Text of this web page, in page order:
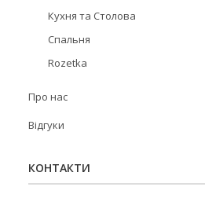
Кухня та Столова
Спальня
Rozetka
Про нас
Відгуки
КОНТАКТИ